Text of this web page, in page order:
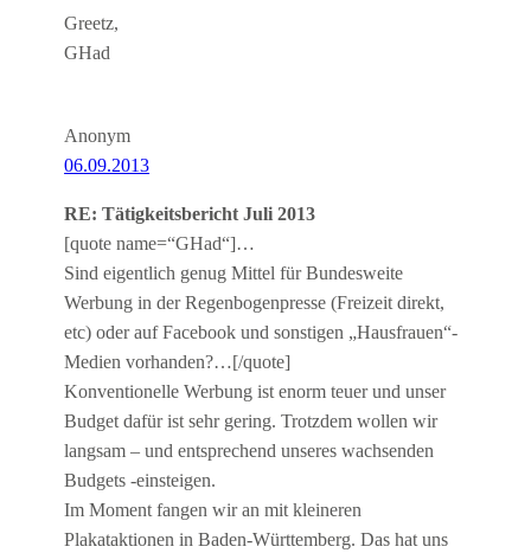
Greetz,
GHad
Anonym
06.09.2013
RE: Tätigkeitsbericht Juli 2013
[quote name=“GHad“]…
Sind eigentlich genug Mittel für Bundesweite
Werbung in der Regenbogenpresse (Freizeit direkt,
etc) oder auf Facebook und sonstigen „Hausfrauen“-
Medien vorhanden?…[/quote]
Konventionelle Werbung ist enorm teuer und unser
Budget dafür ist sehr gering. Trotzdem wollen wir
langsam – und entsprechend unseres wachsenden
Budgets -einsteigen.
Im Moment fangen wir an mit kleineren
Plakataktionen in Baden-Württemberg. Das hat uns